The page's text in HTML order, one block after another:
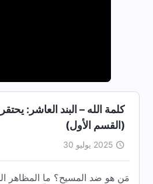
كلمة الله – البند العاشر:
(القسم الأول)
2025 يوليو 30
مَن هو ضد المسيح؟ ما المظاهر